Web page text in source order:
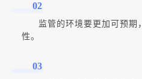
02
监管的环境要更加可预期
性。
03